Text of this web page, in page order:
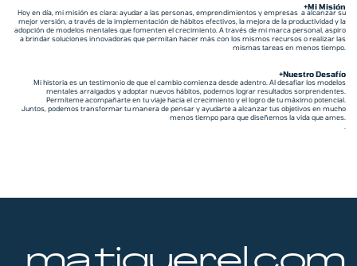
Hoy en día, mi misión es clara: ayudar a las personas, emprendimientos y empresas a alcanzar su
mejor versión, a través de la implementación de hábitos efectivos, la mejora de la productividad y la
adopción de modelos mentales que fomenten el crecimiento. A través de mi marca personal, aspiro
a brindar soluciones innovadoras que permitan hacer más con los mismos recursos o realizar las
mismas tareas en menos tiempo.
Mi historia es un testimonio de que el cambio comienza desde adentro. Al desafiar los modelos
mentales arraigados y adoptar nuevos hábitos, podemos lograr resultados sorprendentes.
Permíteme acompañarte en tu viaje hacia el crecimiento y el logro de tu máximo potencial.
Juntos, podemos transformar tu manera de pensar y ayudarte a alcanzar tus objetivos en mucho
menos tiempo para que diseñemos la vida que ames.
.
+Mi Misión
+Nuestro Desafío